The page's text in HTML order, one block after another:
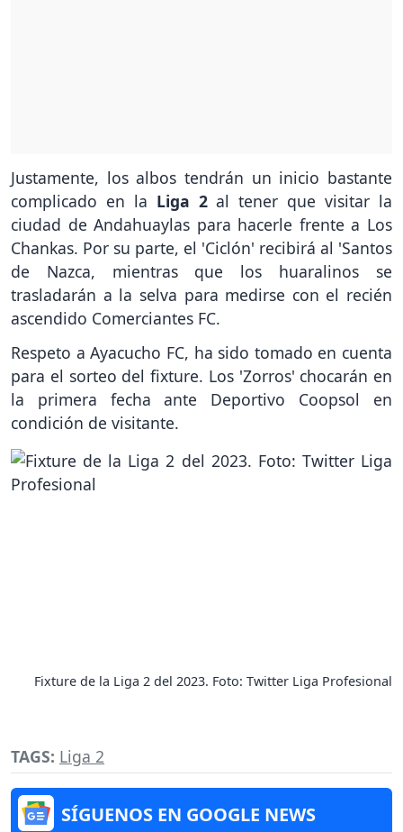
Justamente, los albos tendrán un inicio bastante
complicado en la Liga 2al tener que visitar la
ciudad de Andahuaylas para hacerle frente a Los
Chankas. Por su parte, el 'Ciclón' recibirá al 'Santos
de Nazca, mientras que los huaralinos se
trasladarán a la selva para medirse con el recién
ascendido Comerciantes FC.
Respeto a Ayacucho FC, ha sido tomado en cuenta
para el sorteo del fixture. Los 'Zorros' chocarán en
la primera fecha ante Deportivo Coopsol en
condición de visitante.
Fixture de la Liga 2 del 2023. Foto: Twitter Liga Profesional
TAGS: Liga 2
SÍGUENOS EN GOOGLE NEWS